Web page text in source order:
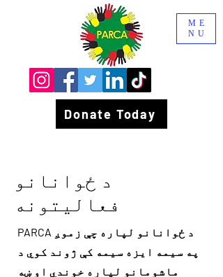
Donate Today
ME
NU
د ځوانانو
فعالیتونه
PARCA د ځوانانو لپاره چې زموږ
په سیمه ایزه سیمه کې ژوند کوي د
ماشومانو لپاره خوندي او ښه